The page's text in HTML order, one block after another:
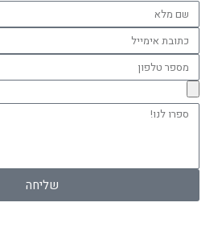
שם
מלא
כתובת
אימייל
מספר
טלפון
ספרו
שליחה